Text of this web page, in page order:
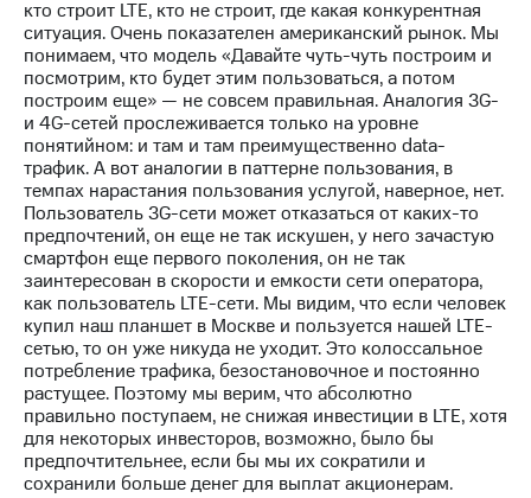
кто строит LTE, кто не строит, где какая конкурентная
ситуация. Очень показателен американский рынок. Мы
понимаем, что модель «Давайте чуть-чуть построим и
посмотрим, кто будет этим пользоваться, а потом
построим еще» — не совсем правильная. Аналогия 3G-
и 4G-сетей прослеживается только на уровне
понятийном: и там и там преимущественно data-
трафик. А вот аналогии в паттерне пользования, в
темпах нарастания пользования услугой, наверное, нет.
Пользователь 3G-сети может отказаться от каких-то
предпочтений, он еще не так искушен, у него зачастую
смартфон еще первого поколения, он не так
заинтересован в скорости и емкости сети оператора,
как пользователь LTE-сети. Мы видим, что если человек
купил наш планшет в Москве и пользуется нашей LTE-
сетью, то он уже никуда не уходит. Это колоссальное
потребление трафика, безостановочное и постоянно
растущее. Поэтому мы верим, что абсолютно
правильно поступаем, не снижая инвестиции в LTE, хотя
для некоторых инвесторов, возможно, было бы
предпочтительнее, если бы мы их сократили и
сохранили больше денег для выплат акционерам.